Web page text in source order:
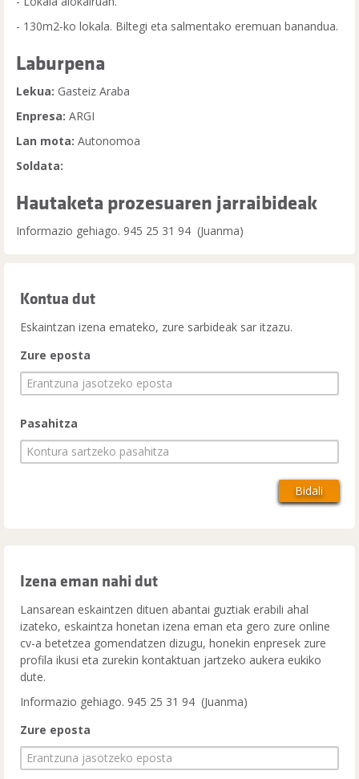
- 130m2-ko lokala. Biltegi eta salmentako eremuan banandua.
Laburpena
Lekua: Gasteiz Araba
Enpresa: ARGI
Lan mota: Autonomoa
Soldata:
Hautaketa prozesuaren jarraibideak
Informazio gehiago. 945 25 31 94 (Juanma)
Kontua dut
Eskaintzan izena emateko, zure sarbideak sar itzazu.
Zure eposta
Pasahitza
Izena eman nahi dut
Lansarean eskaintzen dituen abantai guztiak erabili ahal
izateko, eskaintza honetan izena eman eta gero zure online
cv-a betetzea gomendatzen dizugu, honekin enpresek zure
profila ikusi eta zurekin kontaktuan jartzeko aukera eukiko
dute.
Informazio gehiago. 945 25 31 94 (Juanma)
Zure eposta